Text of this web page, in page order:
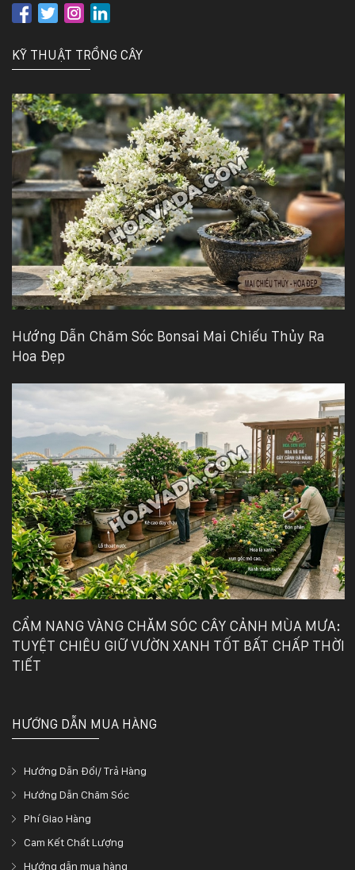
KỸ THUẬT TRỒNG CÂY
Hướng Dẫn Chăm Sóc Bonsai Mai Chiếu Thủy Ra
Hoa Đẹp
CẨM NANG VÀNG CHĂM SÓC CÂY CẢNH MÙA MƯA:
TUYỆT CHIÊU GIỮ VƯỜN XANH TỐT BẤT CHẤP THỜI
TIẾT
HƯỚNG DẪN MUA HÀNG
Hướng Dẫn Đổi/ Trả Hàng
Hướng Dẫn Chăm Sóc
Phí Giao Hàng
Cam Kết Chất Lượng
Hướng dẫn mua hàng